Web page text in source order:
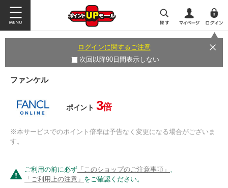
ログインに関するご注意
次回以降90日間表示しない
ファンケル
ポイント 3倍
※本サービスでのポイント倍率は予告なく変更になる場合がございま
す。
ご利用の前に必ず 「このショップのご注意事項」 、
「ご利用上の注意」 をご確認ください。